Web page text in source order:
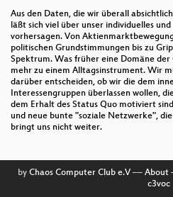
Angriff ist die beste
Selbstdatenschutz für
Pentanews Game Show
Dick size war for nerds
Host Proof Zero-Footprint
Handygate
Aus den Daten, die wir überall
läßt sich viel über unser individuelles
vorhersagen. Von
politischen Grundstimmungen bis zu
Spektrum. Was früher eine Domäne
mehr zu einem Alltagsinstrument. Wir
darüber entscheiden, ob wir die dem
Interessengruppen überlassen wollen,
dem Erhalt des Status Quo motiviert
und neue bunte "soziale Netzwerke",
bringt uns nicht weiter.
by Chaos Computer Club e.V–– About
c3voc